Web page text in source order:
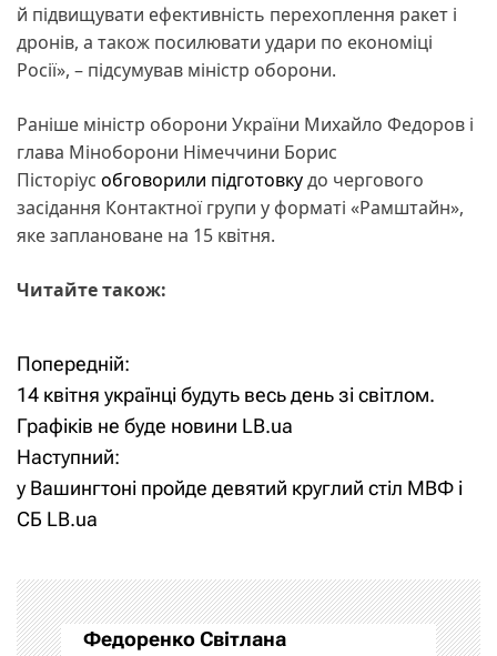
й підвищувати ефективність перехоплення ракет і
дронів, а також посилювати удари по економіці
Росії», – підсумував міністр оборони.
Раніше міністр оборони України Михайло Федоров і
глава Міноборони Німеччини Борис
Пісторіус обговорили підготовкудо чергового
засідання Контактної групи у форматі «Рамштайн»,
яке заплановане на 15 квітня.
Читайте також:
Н
а
в
і
а
Попередній:
14 квітня українці будуть весь день зі світлом.
Графіків не буде новини LB.ua
Наступний:
у Вашингтоні пройде девятий круглий стіл МВФ і
СБ LB.ua
Федоренко Світлана